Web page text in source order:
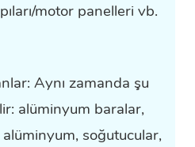
motor panelleri vb.
Aynı zamanda şu
alüminyum baralar,
soğutucular,